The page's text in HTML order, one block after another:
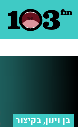
בן וינון, בקיצור